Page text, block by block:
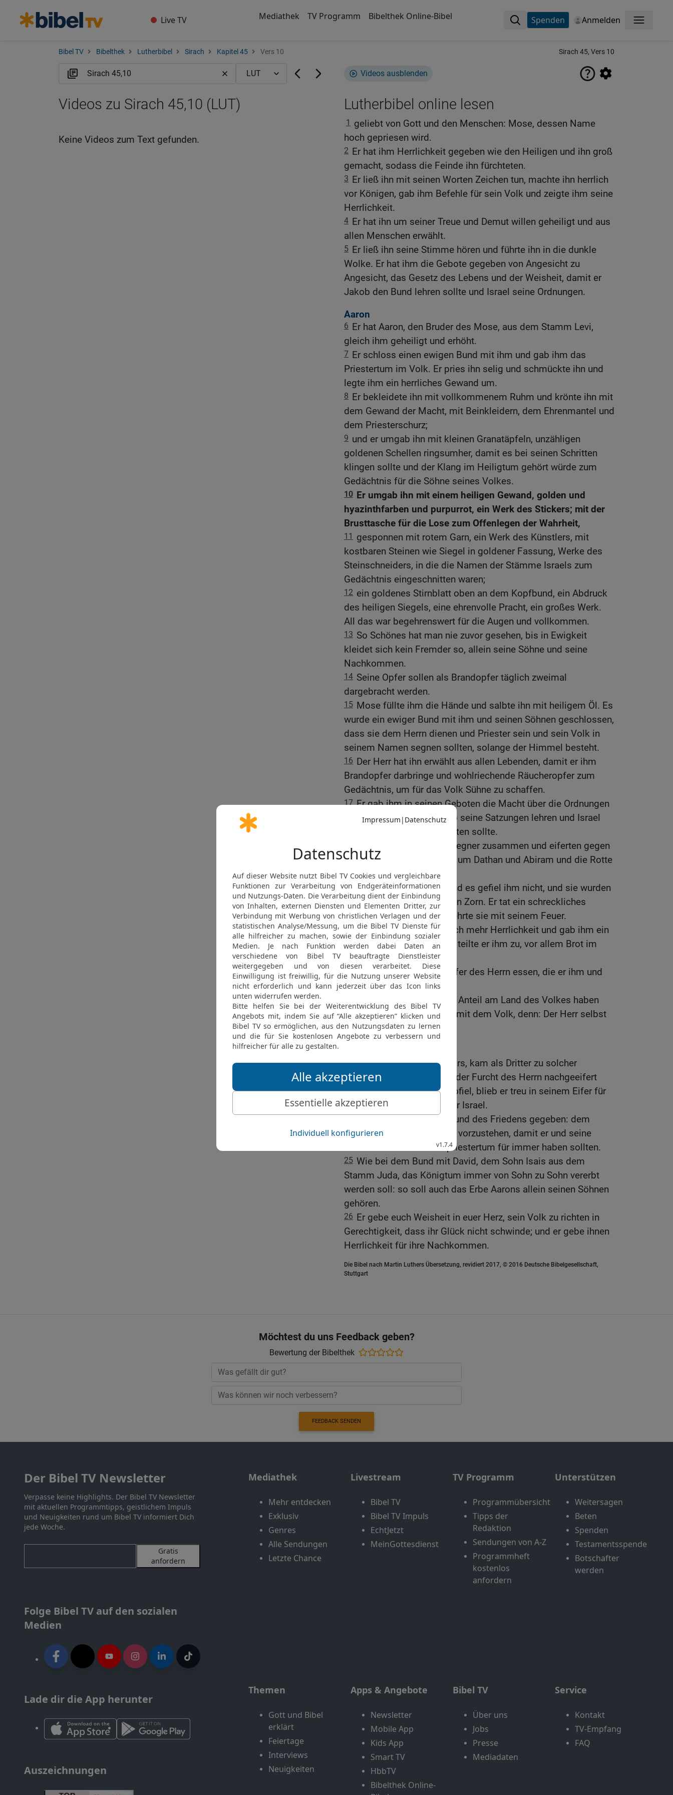
Live TV Mediathek TV Programm Bibelthek Online-Bibel Spenden Anmelden Menü
Bibel TV Bibelthek Lutherbibel Sirach Kapitel 45 Vers 10 Sirach 45, Vers 10
Videos ausblenden
Lutherbibel online lesen
1 geliebt von Gott und den Menschen: Mose, dessen Name
hoch gepriesen wird.
2 Er hat ihm Herrlichkeit gegeben wie den Heiligen und ihn groß
gemacht, sodass die Feinde ihn fürchteten.
3 Er ließ ihn mit seinen Worten Zeichen tun, machte ihn herrlich
vor Königen, gab ihm Befehle für sein Volk und zeigte ihm seine
Herrlichkeit.
4 Er hat ihn um seiner Treue und Demut willen geheiligt und aus
allen Menschen erwählt.
5 Er ließ ihn seine Stimme hören und führte ihn in die dunkle
Wolke. Er hat ihm die Gebote gegeben von Angesicht zu
Angesicht, das Gesetz des Lebens und der Weisheit, damit er
Jakob den Bund lehren sollte und Israel seine Ordnungen.
Aaron
6 Er hat Aaron, den Bruder des Mose, aus dem Stamm Levi,
gleich ihm geheiligt und erhöht.
7 Er schloss einen ewigen Bund mit ihm und gab ihm das
Priestertum im Volk. Er pries ihn selig und schmückte ihn und
legte ihm ein herrliches Gewand um.
8 Er bekleidete ihn mit vollkommenem Ruhm und krönte ihn mit
dem Gewand der Macht, mit Beinkleidern, dem Ehrenmantel und
dem Priesterschurz;
9 und er umgab ihn mit kleinen Granatäpfeln, unzähligen
goldenen Schellen ringsumher, damit es bei seinen Schritten
klingen sollte und der Klang im Heiligtum gehört würde zum
Gedächtnis für die Söhne seines Volkes.
10 Er umgab ihn mit einem heiligen Gewand, golden und
hyazinthfarben und purpurrot, ein Werk des Stickers; mit der
Brusttasche für die Lose zum Offenlegen der Wahrheit,
11
gesponnen mit rotem Garn, ein Werk des Künstlers, mit
kostbaren Steinen wie Siegel in goldener Fassung, Werke des
Steinschneiders, in die die Namen der Stämme Israels zum
Gedächtnis eingeschnitten waren;
12 ein goldenes Stirnblatt oben an dem Kopfbund, ein Abdruck
des heiligen Siegels, eine ehrenvolle Pracht, ein großes Werk.
All das war begehrenswert für die Augen und vollkommen.
13 So Schönes hat man nie zuvor gesehen, bis in Ewigkeit
kleidet sich kein Fremder so, allein seine Söhne und seine
Nachkommen.
14 Seine Opfer sollen als Brandopfer täglich zweimal
dargebracht werden.
15 Mose füllte ihm die Hände und salbte ihn mit heiligem Öl. Es
wurde ein ewiger Bund mit ihm und seinen Söhnen geschlossen,
dass sie dem Herrn dienen und Priester sein und sein Volk in
seinem Namen segnen sollten, solange der Himmel besteht.
16 Der Herr hat ihn erwählt aus allen Lebenden, damit er ihm
Brandopfer darbringe und wohlriechende Räucheropfer zum
Gedächtnis, um für das Volk Sühne zu schaffen.
17 Er gab ihm in seinen Geboten die Macht über die Ordnungen
des Bundes, dass er Jakob seine Satzungen lehren und Israel
mit seinem Gesetz erleuchten sollte.
Es rotteten sich seine Gegner zusammen und eiferten gegen
ihn in der Wüste: die Leute um Dathan und Abiram und die Rotte
Korach in wütendem Zorn.
19
Aber der Herr sah es, und es gefiel ihm nicht, und sie wurden
verschlungen im grimmigen Zorn. Er tat ein schreckliches
Zeichen an ihnen und verzehrte sie mit seinem Feuer.
20 Und er verlieh Aaron noch mehr Herrlichkeit und gab ihm ein
Erbteil: Die Erstlingsgaben teilte er ihm zu, vor allem Brot im
Überfluss –
21 denn sie werden die Opfer des Herrn essen, die er ihm und
seinen Nachkommen gab.
Doch Aaron wird keinen Anteil am Land des Volkes haben
noch ein Erbe gemeinsam mit dem Volk, denn: Der Herr selbst
ist dein Teil und Erbe.
23 Pinhas, der Sohn Eleasars, kam als Dritter zu solcher
Herrlichkeit, weil er ihm in der Furcht des Herrn nachgeeifert
hatte. Denn als das Volk abfiel, blieb er treu in seinem Eifer für
Gott und schaffte Sühne für Israel.
Darum wurde ihm ein Bund des Friedens gegeben: dem
Heiligtum und Gottes Volk vorzustehen, damit er und seine
Nachkommen das Hohepriestertum für immer haben sollten.
25 Wie bei dem Bund mit David, dem Sohn Isais aus dem
Stamm Juda, das Königtum immer von Sohn zu Sohn vererbt
werden soll: so soll auch das Erbe Aarons allein seinen Söhnen
gehören.
26 Er gebe euch Weisheit in euer Herz, sein Volk zu richten in
Gerechtigkeit, dass ihr Glück nicht schwinde; und er gebe ihnen
Herrlichkeit für ihre Nachkommen.
Die Bibel nach Martin Luthers Übersetzung, revidiert 2017, © 2016 Deutsche Bibelgesellschaft,
Stuttgart
Videos zu Sirach 45,10 (LUT)
Keine Videos zum Text gefunden.
Möchtest du uns Feedback geben?
Bewertung der Bibelthek
FEEDBACK SENDEN
Der Bibel TV Newsletter
Verpasse keine Highlights. Der Bibel TV Newsletter
mit aktuellen Programmtipps, geistlichem Impuls
und Neuigkeiten rund um Bibel TV informiert Dich
jede Woche.
Gratis
anfordern
Folge Bibel TV auf den sozialen
Medien
Lade dir die App herunter
Auszeichnungen
Mediathek
Mehr entdecken
Exklusiv
Genres
Alle Sendungen
Letzte Chance
Livestream
Bibel TV
Bibel TV Impuls
EchtJetzt
MeinGottesdienst
TV Programm
Programmübersicht
Tipps der
Redaktion
Sendungen von A-Z
Programmheft
kostenlos
anfordern
Unterstützen
Weitersagen
Beten
Spenden
Testamentsspende
Botschafter
werden
Themen
Gott und Bibel
erklärt
Feiertage
Interviews
Neuigkeiten
Apps & Angebote
Newsletter
Mobile App
Kids App
Smart TV
HbbTV
Bibelthek Online-
Bibel TV
Über uns
Jobs
Presse
Mediadaten
Service
Kontakt
TV-Empfang
FAQ